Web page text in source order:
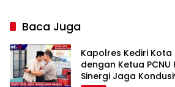
Baca Juga
Kapolres Kediri
dengan Ketua
Sinergi Jaga